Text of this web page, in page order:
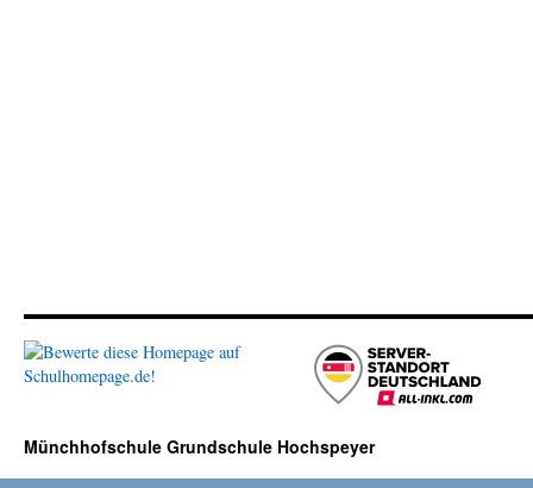
Münchhofschule Grundschule Hochspeyer